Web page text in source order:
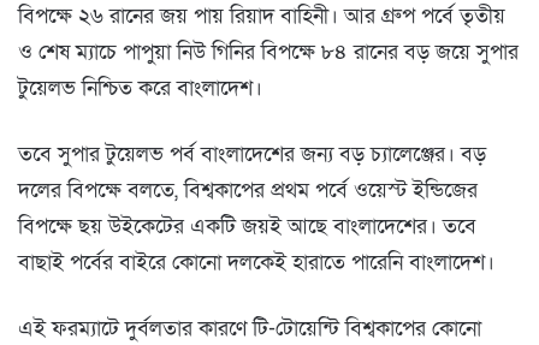
বিপক্ষে ২৬ রানের জয় পায় রিয়াদ বাহিনী। আর গ্রুপ পর্বে তৃতীয়
ও শেষ ম্যাচে পাপুয়া নিউ গিনির বিপক্ষে ৮৪ রানের বড় জয়ে সুপার
টুয়েলভ নিশ্চিত করে বাংলাদেশ।
তবে সুপার টুয়েলভ পর্ব বাংলাদেশের জন্য বড় চ্যালেঞ্জের। বড়
দলের বিপক্ষে বলতে, বিশ্বকাপের প্রথম পর্বে ওয়েস্ট ইন্ডিজের
বিপক্ষে ছয় উইকেটের একটি জয়ই আছে বাংলাদেশের। তবে
বাছাই পর্বের বাইরে কোনো দলকেই হারাতে পারেনি বাংলাদেশ।
এই ফরম্যাটে দুর্বলতার কারণে টি-টোয়েন্টি বিশ্বকাপের কোনো